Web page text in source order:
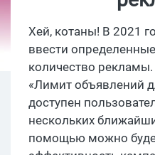
Хей, котаны! В 2021
ввести
количество
«Лимит объявлений
доступен
нескольких
помощью можно